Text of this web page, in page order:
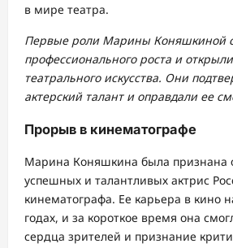
в мире театра.
Первые роли Марины Коняшкиной
профессионального роста и
театрального искусства. Они
актерский талант и оправдали ее
Прорыв в кинематографе
Марина Коняшкина была признана
успешных и талантливых актрис
кинематографа. Ее карьера в кино
годах, и за короткое время она
сердца зрителей и признание